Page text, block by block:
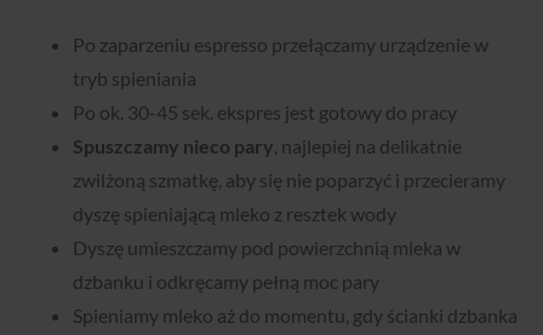
Po zaparzeniu espresso przełączamy urządzenie w
tryb spieniania
Po ok. 30-45 sek. ekspres jest gotowy do pracy
Spuszczamy nieco pary, najlepiej na delikatnie
zwilżoną szmatkę, aby się nie poparzyć i przecieramy
dyszę spieniającą mleko z resztek wody
Dyszę umieszczamy pod powierzchnią mleka w
dzbanku i odkręcamy pełną moc pary
Spieniamy mleko aż do momentu, gdy ścianki dzbanka